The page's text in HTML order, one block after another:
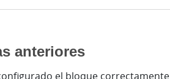
anteriores
el bloque correctamente